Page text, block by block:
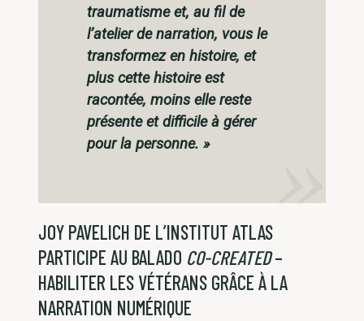
traumatisme et, au fil de
l’atelier de narration, vous le
transformez en histoire, et
plus cette histoire est
racontée, moins elle reste
présente et difficile à gérer
pour la personne. »
JOY PAVELICH DE L’INSTITUT ATLAS
PARTICIPE AU BALADO CO-CREATED–
HABILITER LES VÉTÉRANS GRÂCE À LA
NARRATION NUMÉRIQUE